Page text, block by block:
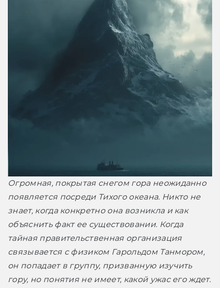
Огромная, покрытая снегом гора неожиданно
появляется посреди Тихого океана. Никто не
знает, когда конкретно она возникла и как
объяснить факт ее существовании. Когда
тайная правительственная организация
связывается с физиком Гарольдом Танмором,
он попадает в группу, призванную изучить
гору, но понятия не имеет, какой ужас его ждет.